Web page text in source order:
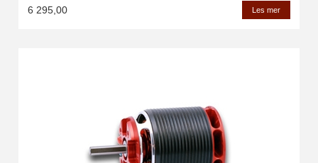
6 295,00 Les mer